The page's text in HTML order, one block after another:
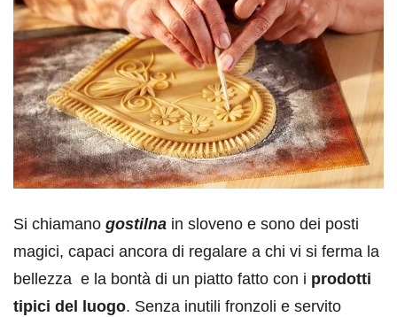
Si chiamano gostilna in sloveno e sono dei posti
magici, capaci ancora di regalare a chi vi si ferma la
bellezza e la bontà di un piatto fatto con i prodotti
tipici del luogo. Senza inutili fronzoli e servito